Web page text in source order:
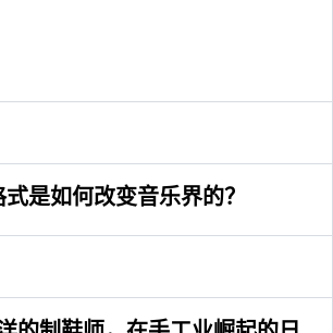
是如何改变音乐界的？